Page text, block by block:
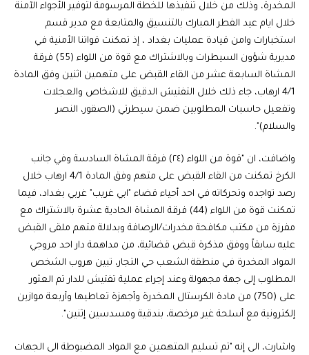
المخدرة، وذلك من خلال تنفيذها للخطة المرسومة لتوفير الأجواء الآمنة
خلال ايام عيد الفطر المبارك بالتنسيق والمتابعة مع مدير قسم
استخبارات وامن قيادة عمليات بغداد ، إذ تمكنت قواتنا الأمنية في
مديرية شؤون السيطرات وبالاشتراك مع قوة من اللواء (55) فرقة
المشاة السابعة عشر من القاء القبض على متهمين اثنين وفق المادة
4/1 ارهاب، جاء ذلك خلال التفتيش الدقيق للاشخاص والعجلات
وتفعيل حاسبات المطلوبين ضمن سيطرتي (الصقور، النصر
والسلام)".
واضافت، ان "قوة من اللواء (٢٤) فرقة المشاة السادسة وفي جانب
الكرخ تمكنت من القاء القبض على متهم وفق المادة 4/1 ارهاب خلال
رصد تواجده وتحركاته في احد أحياء قضاء "ابي غريب" غربي بغداد، فيما
تمكنت قوة من اللواء (44) فرقة المشاة الحادية عشرة بالاشتراك مع
مفرزة من مكتب مكافحة مخدرات/الرصافة وبدلالة متهم ملقى القبض
عليه سابقاً ووفق مذكرة قبض قضائية، من مداهمة دار احد مروجي
المواد المخدرة في منطقة الشعب حي التجار، تبين هروب الشخص
المطلوب إلى جهة مجهولة وعند إجراء عملية تفتيش للدار تم العثور
على (750) من مادة الكرستال المخدرة وأجهزة تعاطيها وأربعة موازين
إلكترونية مع أسلحة غير مرخصة، بندقية ومسدسين إثنين".
واشارت، الى إنه "تم تسليم المتهمين مع المواد المضبوطة الى الجهات